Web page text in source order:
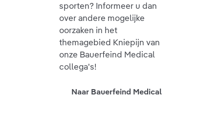
sporten? Informeer u dan
over andere mogelijke
oorzaken in het
themagebied Kniepijn van
onze Bauerfeind Medical
collega's!
Naar Bauerfeind Medical